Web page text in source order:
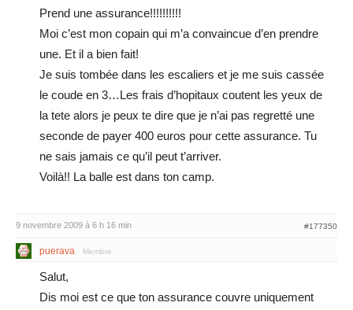
Prend une assurance!!!!!!!!!!
Moi c’est mon copain qui m’a convaincue d’en prendre
une. Et il a bien fait!
Je suis tombée dans les escaliers et je me suis cassée
le coude en 3…Les frais d’hopitaux coutent les yeux de
la tete alors je peux te dire que je n’ai pas regretté une
seconde de payer 400 euros pour cette assurance. Tu
ne sais jamais ce qu’il peut t’arriver.
Voilà!! La balle est dans ton camp.
9 novembre 2009 à 6 h 16 min #177350
puerava Membre
Salut,
Dis moi est ce que ton assurance couvre uniquement